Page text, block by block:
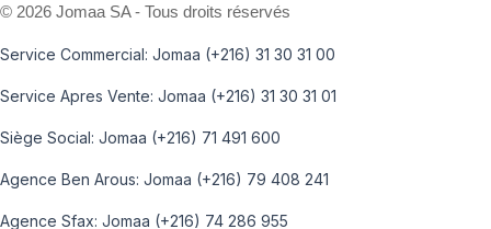
© 2026 Jomaa SA - Tous droits réservés
Service Commercial: Jomaa (+216) 31 30 31 00
Service Apres Vente: Jomaa (+216) 31 30 31 01
Siège Social: Jomaa (+216) 71 491 600
Agence Ben Arous: Jomaa (+216) 79 408 241
Agence Sfax: Jomaa (+216) 74 286 955